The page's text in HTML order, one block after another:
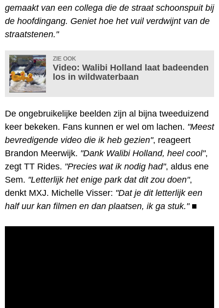
gemaakt van een collega die de straat schoonspuit bij
de hoofdingang. Geniet hoe het vuil verdwijnt van de
straatstenen."
ZIE OOK
Video: Walibi Holland laat badeenden
los in wildwaterbaan
De ongebruikelijke beelden zijn al bijna tweeduizend
keer bekeken. Fans kunnen er wel om lachen. "Meest
bevredigende video die ik heb gezien", reageert
Brandon Meerwijk. "Dank Walibi Holland, heel cool",
zegt TT Rides. "Precies wat ik nodig had", aldus ene
Sem. "Letterlijk het enige park dat dit zou doen",
denkt MXJ. Michelle Visser: "Dat je dit letterlijk een
half uur kan filmen en dan plaatsen, ik ga stuk." ■